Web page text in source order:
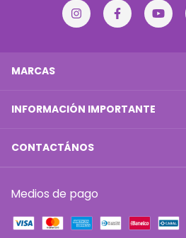
MARCAS
INFORMACIÓN IMPORTANTE
CONTACTÁNOS
Medios de pago